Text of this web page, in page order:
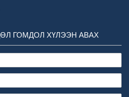
ГОМДОЛ ХҮЛЭЭН АВАХ